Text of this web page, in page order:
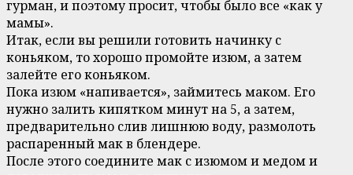
гурман, и поэтому просит, чтобы было все «как у
мамы».
Итак, если вы решили готовить начинку с
коньяком, то хорошо промойте изюм, а затем
залейте его коньяком.
Пока изюм «напивается», займитесь маком. Его
нужно залить кипятком минут на 5, а затем,
предварительно слив лишнюю воду, размолоть
распаренный мак в блендере.
После этого соедините мак с изюмом и медом и